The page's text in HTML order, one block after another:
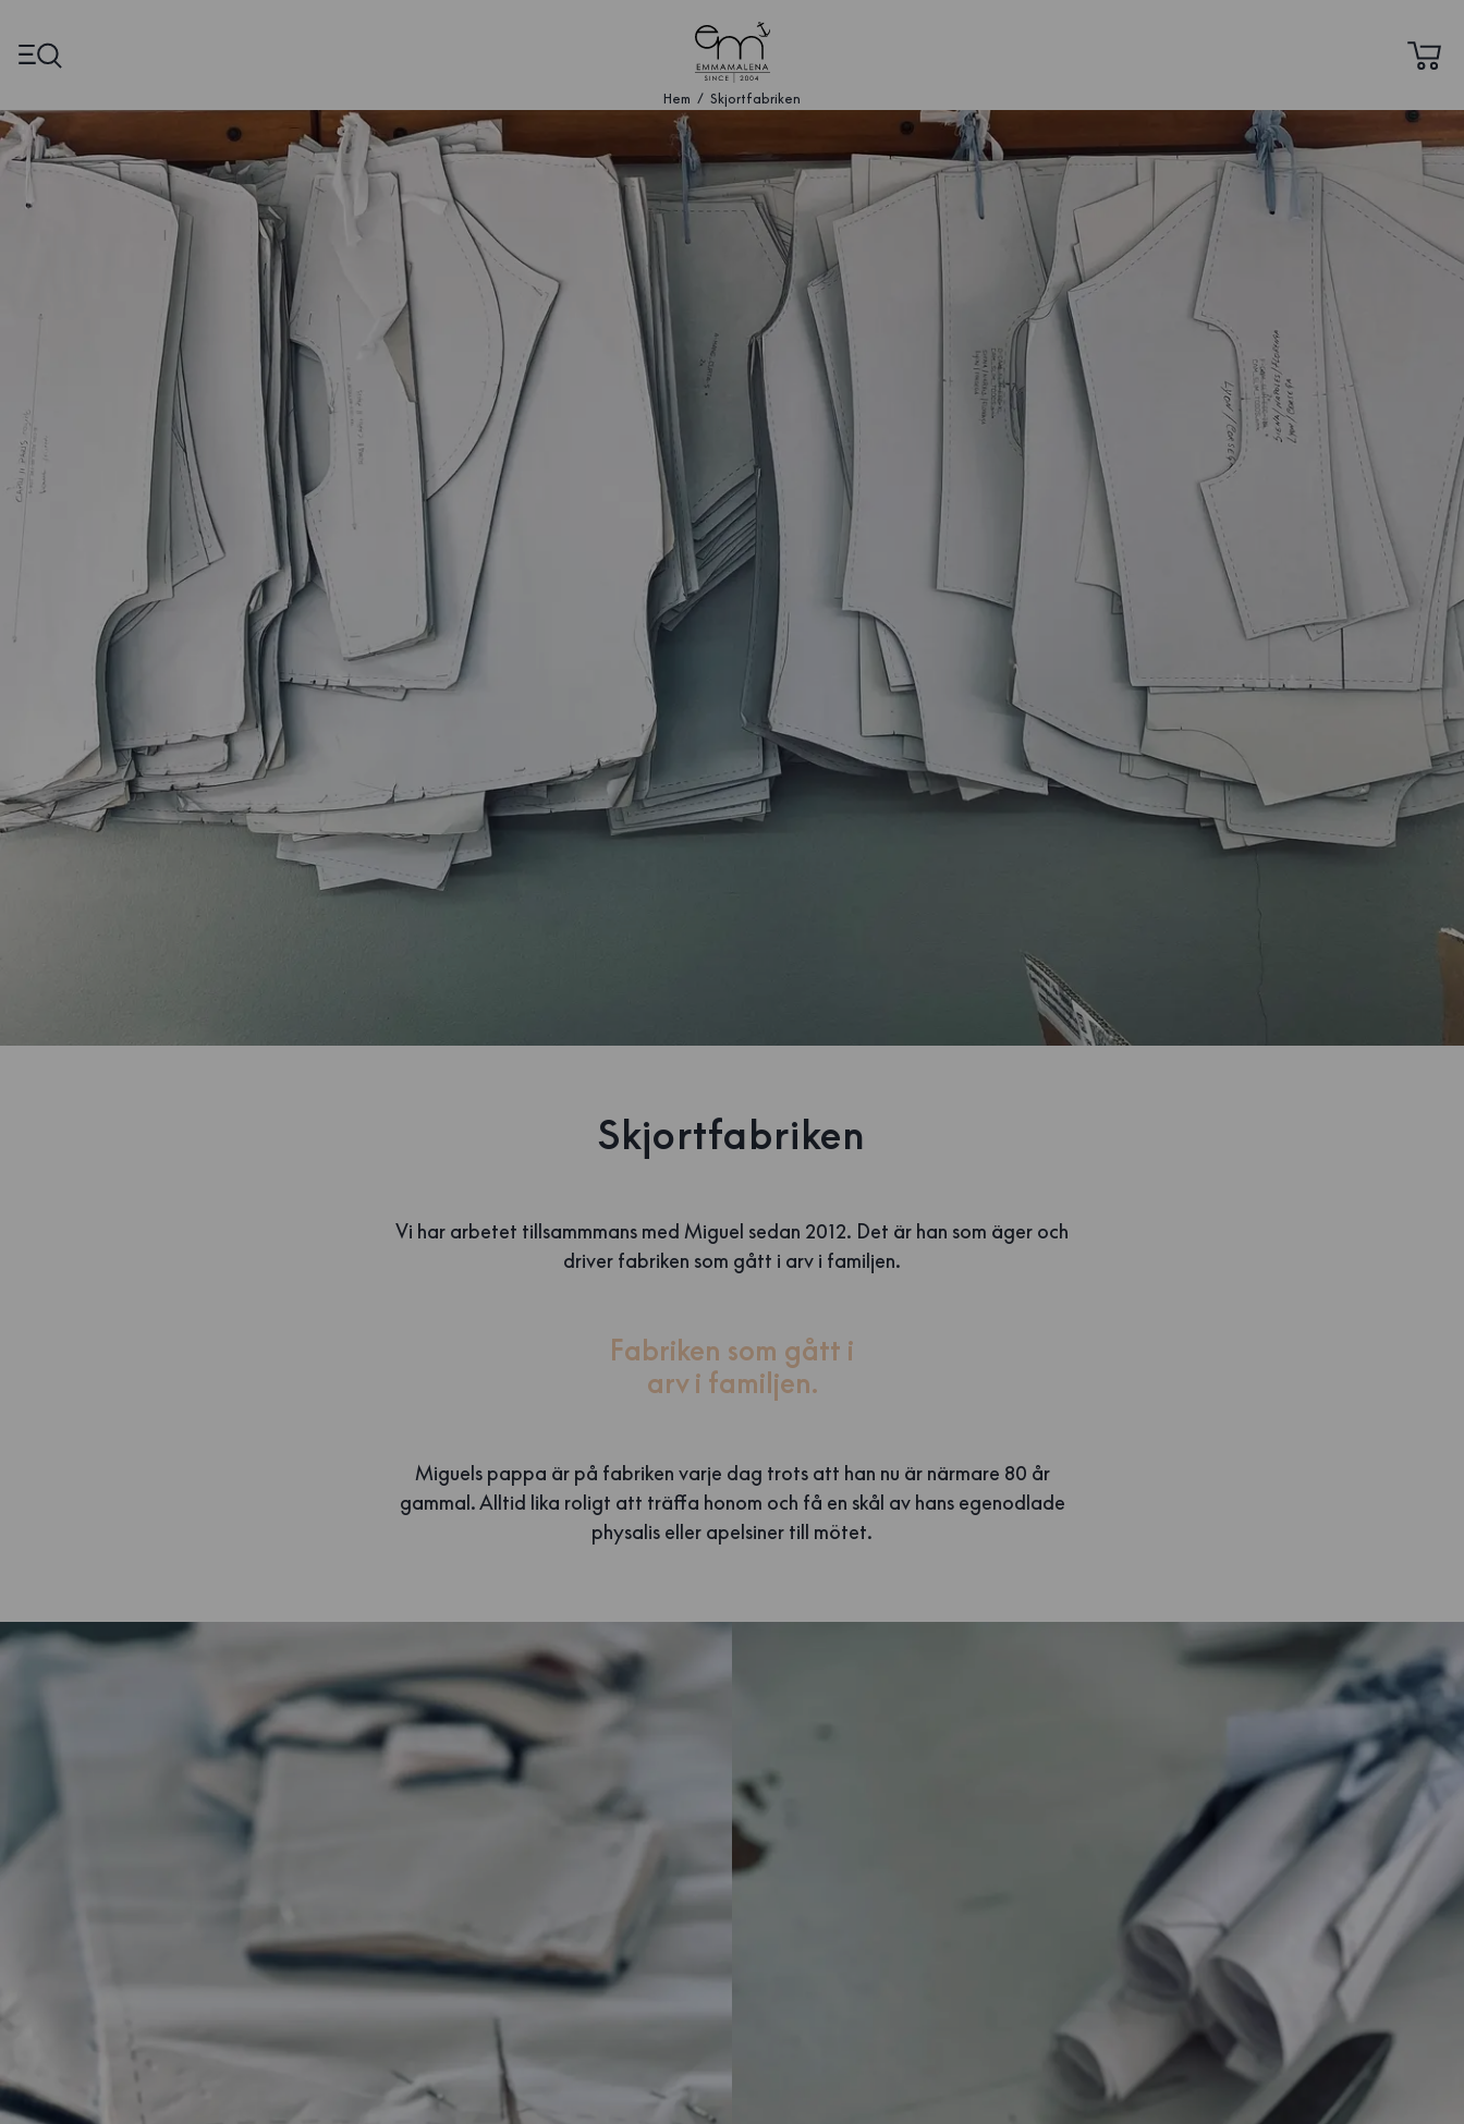
Hem Skjortfabriken
Skjortfabriken
Vi har arbetet tillsammmans med Miguel sedan 2012. Det är han som äger och
driver fabriken som gått i arv i familjen.
Fabriken som gått i
arv i familjen.
Miguels pappa är på fabriken varje dag trots att han nu är närmare 80 år
gammal. Alltid lika roligt att träffa honom och få en skål av hans egenodlade
physalis eller apelsiner till mötet.